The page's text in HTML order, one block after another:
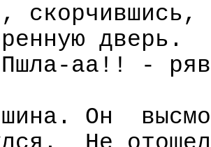
скорчившись,
дверь.
аа!! -
Он